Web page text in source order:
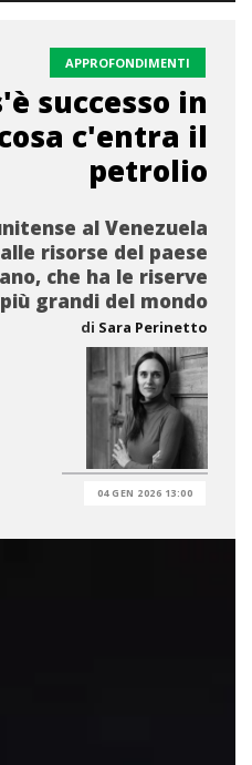
APPROFONDIMENTI
successo in
c'entra il
petrolio
al Venezuela
risorse del paese
che ha le riserve
grandi del mondo
di Sara Perinetto
04 GEN 2026 13:00